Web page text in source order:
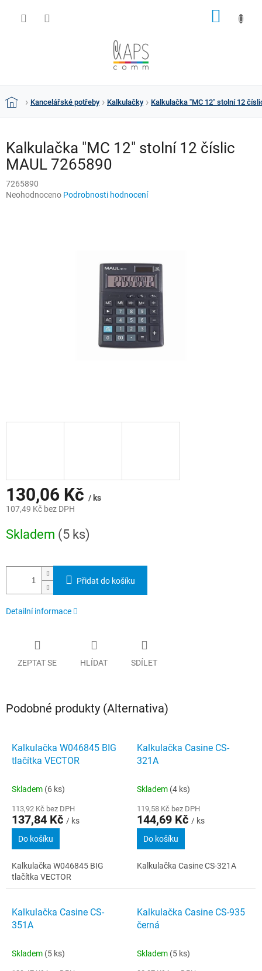
DomůKancelářské potřeby Kalkulačky Kalkulačka "MC 12" stolní 12
Kalkulačka "MC 12" stolní 12 číslic
MAUL 7265890
7265890
Průměrné
Neohodnoceno Podrobnosti hodnocení
130,06 Kč / ks
107,49 Kč bez DPH
cena:
Skladem (5 ks)
Přidat do košíku
Detailní informace
ZEPTAT SE HLÍDAT SDÍLET
Podobné produkty (Alternativa)
Kalkulačka W046845 BIG
tlačítka VECTOR
Skladem (6 ks)
113,92 Kč bez DPH
137,84 Kč / ks
Do košíku
Kalkulačka W046845 BIG
tlačítka VECTOR
Kalkulačka Casine CS-
321A
Skladem (4 ks)
119,58 Kč bez DPH
144,69 Kč / ks
Do košíku
Kalkulačka Casine CS-321A
Kalkulačka Casine CS-
351A
Skladem (5 ks)
Kalkulačka Casine CS-935
černá
Skladem (5 ks)